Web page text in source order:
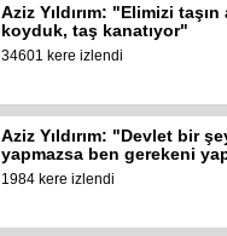
Aziz Yıldırım: "Elimizi taşın
koyduk, taş kanatıyor"
34601 kere izlendi
Aziz Yıldırım: "Devlet bir
yapmazsa ben gerekeni
1984 kere izlendi